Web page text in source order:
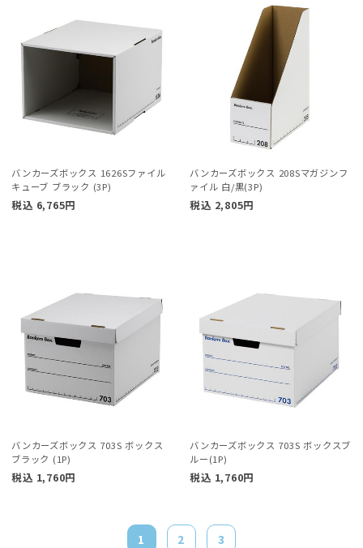
バンカーズボックス 1626Sファイル
キューブ ブラック (3P)
税込 6,765円
バンカーズボックス 208Sマガジンフ
ァイル 白/黒(3P)
税込 2,805円
バンカーズボックス 703S ボックス
ブラック (1P)
税込 1,760円
バンカーズボックス 703S ボックスブ
ルー(1P)
税込 1,760円
1 2
3